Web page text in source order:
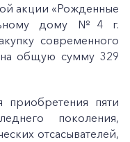
акции «Рожденные
дому №4 г.
современного
общую сумму 329
приобретения пяти
поколения,
отсасывателей,